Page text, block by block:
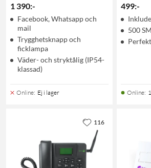
1 390:-
Facebook, Whatsapp och
mail
Trygghetsknapp och
ficklampa
Väder- och stryktålig (IP54-
klassad)
Online: Ej i lager
499:-
500
Online:
116